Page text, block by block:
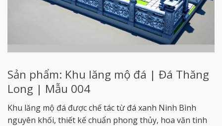
Sản phẩm: Khu lăng mộ đá | Đá Thăng
Long | Mẫu 004
Khu lăng mộ đá được chế tác từ đá xanh Ninh Bình
nguyên khối, thiết kế chuẩn phong thủy, hoa văn tinh